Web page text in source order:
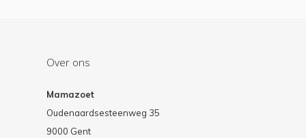
Over ons
Mamazoet
Oudenaardsesteenweg 35
9000 Gent